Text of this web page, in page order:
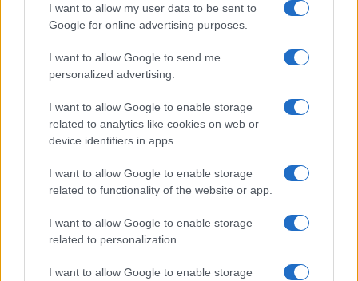
I want to allow my user data to be sent to
Google for online advertising purposes.
I want to allow Google to send me
personalized advertising.
I want to allow Google to enable storage
related to analytics like cookies on web or
device identifiers in apps.
I want to allow Google to enable storage
related to functionality of the website or app.
I want to allow Google to enable storage
related to personalization.
I want to allow Google to enable storage
Κύριός μας Ιησούς Χριστός είναι «αληθώς, του Πατρός
το απαύγασμα».
Ο κόσμος ολόκληρος, όταν το άκουσε, θα έπρεπε να
γονατίσει μπροστά στον Κύριο Ιησού Χριστό και να
προσκυνήσει τον Αληθινό Υιό του Θεού.